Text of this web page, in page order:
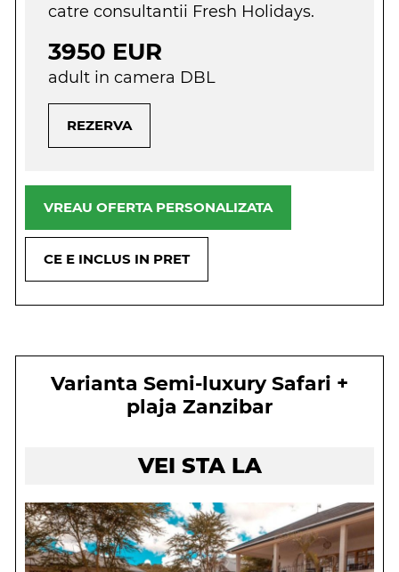
catre consultantii Fresh Holidays.
3950 EUR
adult in camera DBL
REZERVA
VREAU OFERTA PERSONALIZATA
CE E INCLUS IN PRET
Varianta Semi-luxury Safari +
plaja Zanzibar
VEI STA LA